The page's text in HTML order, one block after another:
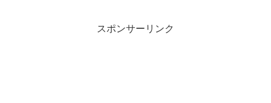
スポンサーリンク